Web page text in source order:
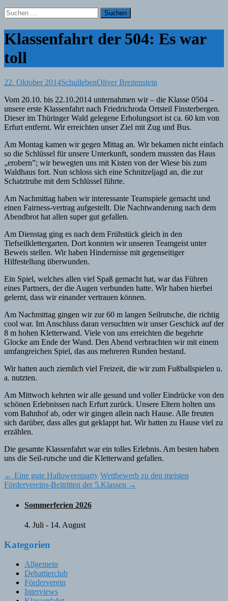
Suchen
nach:
Klassenfahrt der 504: Es war
toll
22. Oktober 2014SchullebenOliver Breitenstein
Vom 20.10. bis 22.10.2014 unternahmen wir – die Klasse 0504 –
unsere erste Klassenfahrt nach Friedrichroda Ortsteil Finsterbergen.
Dieser im Thüringer Wald gelegene Erholungsort ist ca. 60 km von
Erfurt entfernt. Wir erreichten unser Ziel mit Zug und Bus.
Am Montag kamen wir gegen Mittag an. Wir bekamen nicht einfach
so die Schlüssel für unsere Unterkunft, sondern mussten das Haus
„erobern”; wir bewegten uns mit Kisten von der Wiese bis zum
Waldhaus fort. Nun schloss sich eine Schnitzeljagd an, die zur
Schatztruhe mit dem Schlüssel führte.
Am Nachmittag haben wir interessante Teamspiele gemacht und
einen Fairness-vertrag aufgestellt. Die Nachtwanderung nach dem
Abendbrot hat allen super gut gefallen.
Am Dienstag ging es nach dem Frühstück gleich in den
Tiefseilklettergarten. Dort konnten wir unseren Teamgeist unter
Beweis stellen. Wir haben Hindernisse mit gegenseitiger
Hilfestellung überwunden.
Ein Spiel, welches allen viel Spaß gemacht hat, war das Führen
eines Partners, der die Augen verbunden hatte. Wir haben hierbei
gelernt, dass wir einander vertrauen können.
Am Nachmittag gingen wir zur 60 m langen Seilrutsche, die richtig
cool war. Im Anschluss daran versuchten wir unser Geschick auf der
8 m hohen Kletterwand. Viele von uns erreichten die begehrte
Glocke am Ende der Wand. Den Abend verbrachten wir mit einem
umfangreichen Spiel, das aus mehreren Runden bestand.
Wir hatten auch ziemlich viel Freizeit, die wir zum Fußballspielen u.
a. nutzten.
Am Mittwoch kehrten wir alle gesund und voller Eindrücke von den
schönen Erlebnissen nach Erfurt zurück. Unsere Eltern holten uns
vom Bahnhof ab, oder wir gingen allein nach Hause. Alle freuten
sich darüber, dass alles gut geklappt hat. Wir hatten zu Hause viel zu
erzählen.
Die gesamte Klassenfahrt war ein tolles Erlebnis. Am besten haben
uns die Seil-rutsche und die Kletterwand gefallen.
Post
navigation
← Eine gute Halloweenparty Wettbewerb zu den meisten
Fördervereins-Beitritten der 5.Klassen →
Sommerferien 2026
4. Juli - 14. August
Kategorien
Allgemein
Debattierclub
Förderverein
Interviews